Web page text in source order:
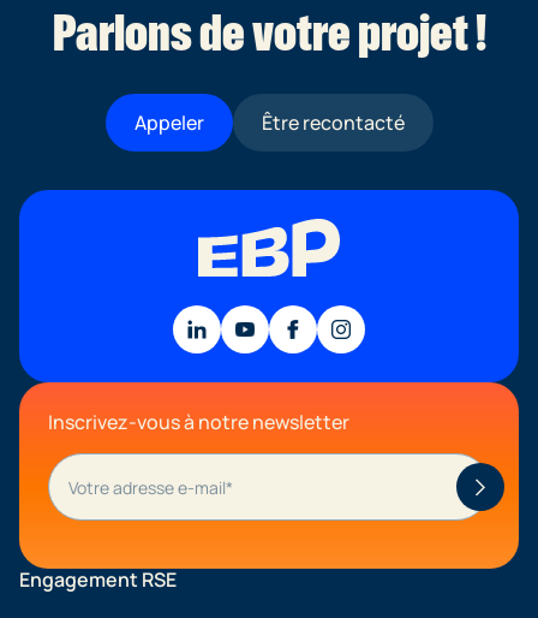
Parlons de votre projet !
Appeler Être recontacté
Inscrivez-vous à notre newsletter
Engagement RSE